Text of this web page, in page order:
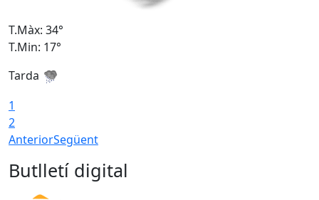
T.Màx: 34°
T.Min: 17°
Tarda
1
2
AnteriorSegüent
Butlletí digital